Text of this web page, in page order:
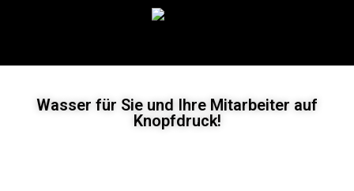
Wasser für Sie und Ihre Mitarbeiter auf
Knopfdruck!